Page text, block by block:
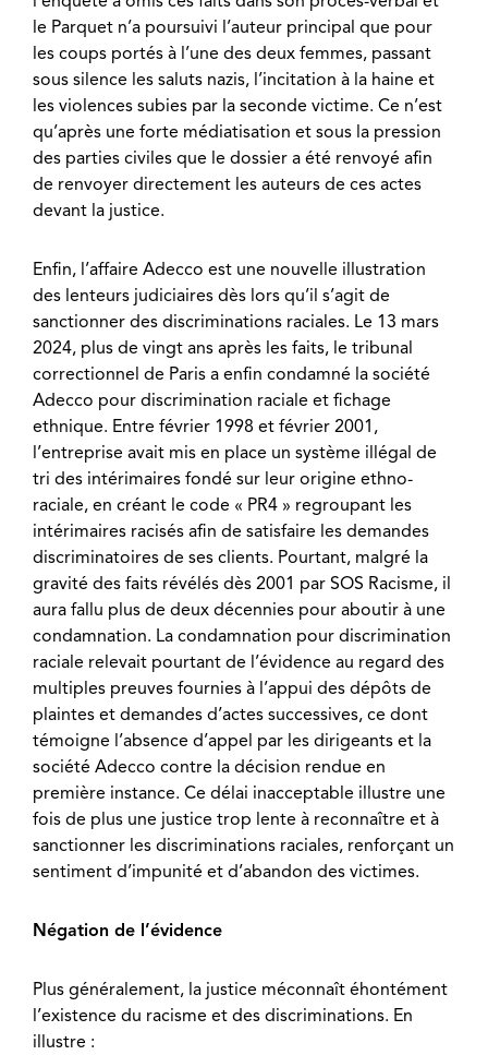
le Parquet n’a poursuivi l’auteur principal que pour
les coups portés à l’une des deux femmes, passant
sous silence les saluts nazis, l’incitation à la haine et
les violences subies par la seconde victime. Ce n’est
qu’après une forte médiatisation et sous la pression
des parties civiles que le dossier a été renvoyé afin
de renvoyer directement les auteurs de ces actes
devant la justice.
Enfin, l’affaire Adecco est une nouvelle illustration
des lenteurs judiciaires dès lors qu’il s’agit de
sanctionner des discriminations raciales. Le 13 mars
2024, plus de vingt ans après les faits, le tribunal
correctionnel de Paris a enfin condamné la société
Adecco pour discrimination raciale et fichage
ethnique. Entre février 1998 et février 2001,
l’entreprise avait mis en place un système illégal de
tri des intérimaires fondé sur leur origine ethno-
raciale, en créant le code « PR4 » regroupant les
intérimaires racisés afin de satisfaire les demandes
discriminatoires de ses clients. Pourtant, malgré la
gravité des faits révélés dès 2001 par SOS Racisme, il
aura fallu plus de deux décennies pour aboutir à une
condamnation. La condamnation pour discrimination
raciale relevait pourtant de l’évidence au regard des
multiples preuves fournies à l’appui des dépôts de
plaintes et demandes d’actes successives, ce dont
témoigne l’absence d’appel par les dirigeants et la
société Adecco contre la décision rendue en
première instance. Ce délai inacceptable illustre une
fois de plus une justice trop lente à reconnaître et à
sanctionner les discriminations raciales, renforçant un
sentiment d’impunité et d’abandon des victimes.
Négation de l’évidence
Plus généralement, la justice méconnaît éhontément
l’existence du racisme et des discriminations. En
illustre :